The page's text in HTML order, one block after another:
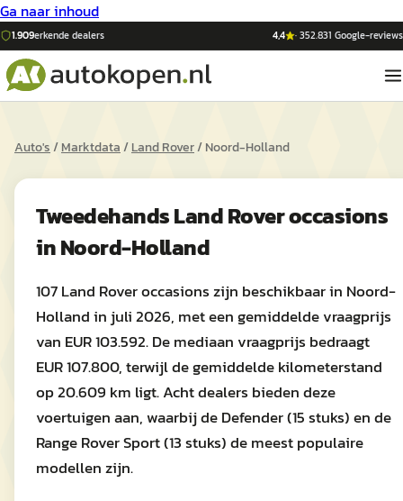
Ga naar inhoud
1.909erkende dealers 4,4 ·352.831 Google-reviews
Auto's/Marktdata/Land Rover/Noord-Holland
TweedehandsLand Roveroccasions
inNoord-Holland
107 Land Rover occasions zijn beschikbaar in Noord-
Holland in juli 2026, met een gemiddelde vraagprijs
van EUR 103.592. De mediaan vraagprijs bedraagt
EUR 107.800, terwijl de gemiddelde kilometerstand
op 20.609 km ligt. Acht dealers bieden deze
voertuigen aan, waarbij de Defender (15 stuks) en de
Range Rover Sport (13 stuks) de meest populaire
modellen zijn.